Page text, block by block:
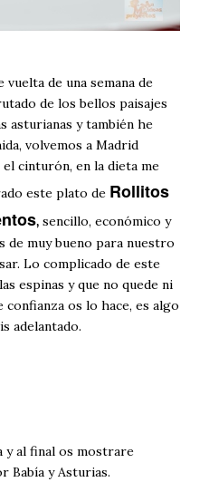
vuelta de una semana de
de los bellos paisajes
asturianas y también he
volvemos a Madrid
cinturón, en la dieta me
este plato de Rollitos
, sencillo, económico y
de muy bueno para nuestro
Lo complicado de este
espinas y que no quede ni
os lo hace, es algo
adelantado.
y al final os mostrare
Babía y Asturias.